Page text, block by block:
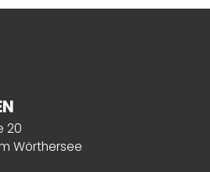
20
Wörthersee